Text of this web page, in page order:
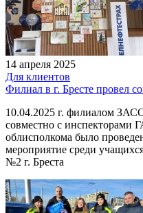
14 апреля 2025
Для клиентов
Филиал в г. Бресте провел
10.04.2025 г. филиалом
совместно с инспекторами
облисполкома было
мероприятие среди
№2 г. Бреста